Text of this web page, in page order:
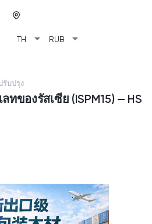
TH arrow_drop_down RUB arrow_drop_down
รับปรุง
ของรัสเซีย (ISPM15) — HS